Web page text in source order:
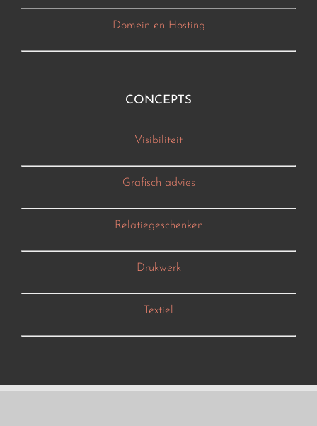
Domein en Hosting
CONCEPTS
Visibiliteit
Grafisch advies
Relatiegeschenken
Drukwerk
Textiel